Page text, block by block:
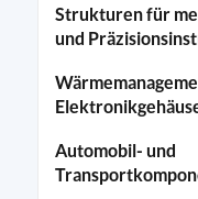
Strukturen für
und
Automobil- und